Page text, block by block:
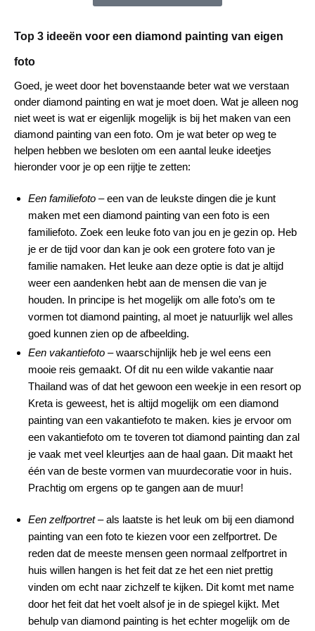
Top 3 ideeën voor een diamond painting van eigen
foto
Goed, je weet door het bovenstaande beter wat we verstaan
onder diamond painting en wat je moet doen. Wat je alleen nog
niet weet is wat er eigenlijk mogelijk is bij het maken van een
diamond painting van een foto. Om je wat beter op weg te
helpen hebben we besloten om een aantal leuke ideetjes
hieronder voor je op een rijtje te zetten:
Een familiefoto – een van de leukste dingen die je kunt
maken met een diamond painting van een foto is een
familiefoto. Zoek een leuke foto van jou en je gezin op. Heb
je er de tijd voor dan kan je ook een grotere foto van je
familie namaken. Het leuke aan deze optie is dat je altijd
weer een aandenken hebt aan de mensen die van je
houden. In principe is het mogelijk om alle foto’s om te
vormen tot diamond painting, al moet je natuurlijk wel alles
goed kunnen zien op de afbeelding.
Een vakantiefoto – waarschijnlijk heb je wel eens een
mooie reis gemaakt. Of dit nu een wilde vakantie naar
Thailand was of dat het gewoon een weekje in een resort op
Kreta is geweest, het is altijd mogelijk om een diamond
painting van een vakantiefoto te maken. kies je ervoor om
een vakantiefoto om te toveren tot diamond painting dan zal
je vaak met veel kleurtjes aan de haal gaan. Dit maakt het
één van de beste vormen van muurdecoratie voor in huis.
Prachtig om ergens op te gangen aan de muur!
Een zelfportret– als laatste is het leuk om bij een diamond
painting van een foto te kiezen voor een zelfportret. De
reden dat de meeste mensen geen normaal zelfportret in
huis willen hangen is het feit dat ze het een niet prettig
vinden om echt naar zichzelf te kijken. Dit komt met name
door het feit dat het voelt alsof je in de spiegel kijkt. Met
behulp van diamond painting is het echter mogelijk om de